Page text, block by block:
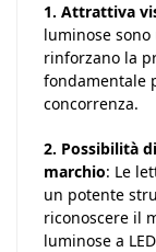
1. Attrattiva
luminose sono
rinforzano la
fondamentale
concorrenza.
2. Possibilità
marchio: Le
un potente
riconoscere il
luminose a